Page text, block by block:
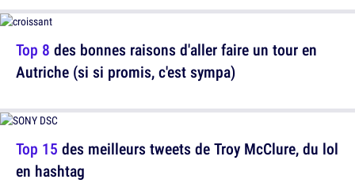
Top 8 des bonnes raisons d'aller faire un tour en
Autriche (si si promis, c'est sympa)
Top 15 des meilleurs tweets de Troy McClure, du lol
en hashtag